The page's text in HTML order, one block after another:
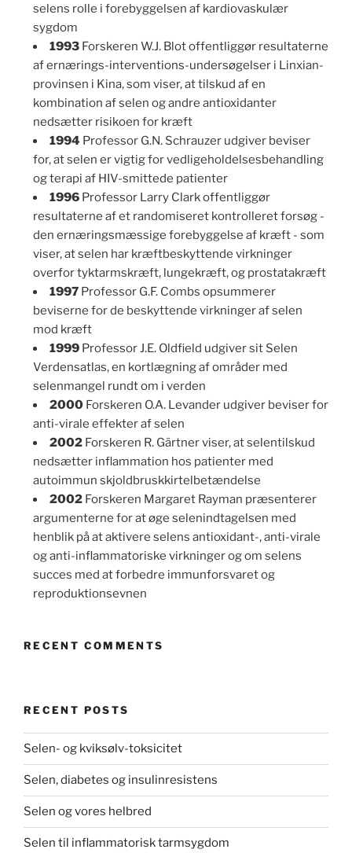
selens rolle i forebyggelsen af kardiovaskulær
sygdom
1993 Forskeren W.J. Blot offentliggør resultaterne
af ernærings-interventions-undersøgelser i Linxian-
provinsen i Kina, som viser, at tilskud af en
kombination af selen og andre antioxidanter
nedsætter risikoen for kræft
1994 Professor G.N. Schrauzer udgiver beviser
for, at selen er vigtig for vedligeholdelsesbehandling
og terapi af HIV-smittede patienter
1996 Professor Larry Clark offentliggør
resultaterne af et randomiseret kontrolleret forsøg -
den ernæringsmæssige forebyggelse af kræft - som
viser, at selen har kræftbeskyttende virkninger
overfor tyktarmskræft, lungekræft, og prostatakræft
1997 Professor G.F. Combs opsummerer
beviserne for de beskyttende virkninger af selen
mod kræft
1999 Professor J.E. Oldfield udgiver sit Selen
Verdensatlas, en kortlægning af områder med
selenmangel rundt om i verden
2000 Forskeren O.A. Levander udgiver beviser for
anti-virale effekter af selen
2002 Forskeren R. Gärtner viser, at selentilskud
nedsætter inflammation hos patienter med
autoimmun skjoldbruskkirtelbetændelse
2002 Forskeren Margaret Rayman præsenterer
argumenterne for at øge selenindtagelsen med
henblik på at aktivere selens antioxidant-, anti-virale
og anti-inflammatoriske virkninger og om selens
succes med at forbedre immunforsvaret og
reproduktionsevnen
RECENT COMMENTS
RECENT POSTS
Selen- og kviksølv-toksicitet
Selen, diabetes og insulinresistens
Selen og vores helbred
Selen til inflammatorisk tarmsygdom